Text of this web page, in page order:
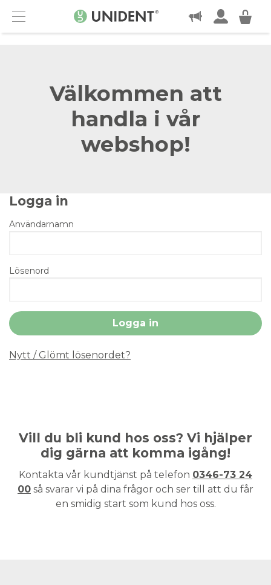
Menu
KONTAKT
Välkommen att
handla i vår
webshop!
Logga in
Användarnamn
Lösenord
Nytt / Glömt lösenordet?
Vill du bli kund hos oss? Vi hjälper
dig gärna att komma igång!
Kontakta vår kundtjänst på telefon 0346-73 24
00 så svarar vi på dina frågor och ser till att du får
en smidig start som kund hos oss.